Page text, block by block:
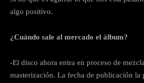
algo positivo.
¿Cuándo sale al mercado el álbum?
-El disco ahora entra en proceso de
masterización. La fecha de publicación la